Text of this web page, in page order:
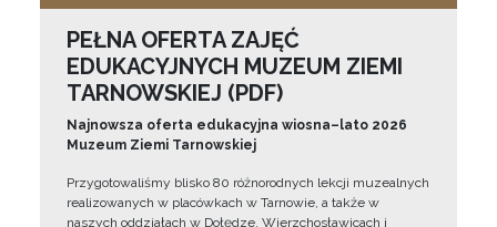
PEŁNA OFERTA ZAJĘĆ
EDUKACYJNYCH MUZEUM ZIEMI
TARNOWSKIEJ (PDF)
Najnowsza oferta edukacyjna wiosna–lato 2026
Muzeum Ziemi Tarnowskiej
Przygotowaliśmy blisko 80 różnorodnych lekcji muzealnych
realizowanych w placówkach w Tarnowie, a także w
naszych oddziałach w Dołędze, Wierzchosławicach i